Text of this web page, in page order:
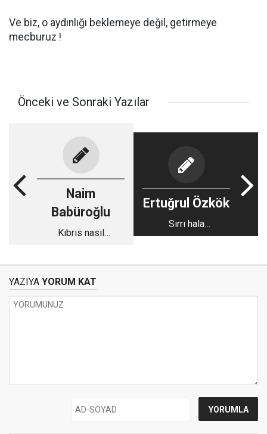
Ve biz, o aydınlığı beklemeye değil, getirmeye
mecburuz !
Önceki ve Sonraki Yazılar
Naim
Babüroğlu
Kıbrıs nasıl
Ertuğrul Özkök
Sırrı hala
çözülemeyen o
YAZIYA YORUM KAT